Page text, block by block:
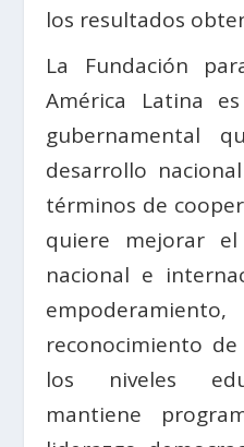
los resultados
La Fundación
América Latina
gubernamental
desarrollo
términos de
quiere mejorar el
nacional e
reconocimiento
los niveles
mantiene